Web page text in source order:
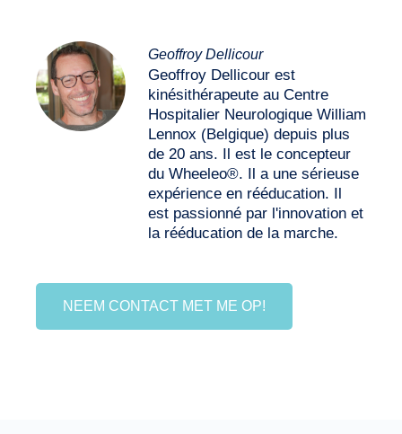
Geoffroy Dellicour
Geoffroy Dellicour est
kinésithérapeute au Centre
Hospitalier Neurologique William
Lennox (Belgique) depuis plus
de 20 ans. Il est le concepteur
du Wheeleo®. Il a une sérieuse
expérience en rééducation. Il
est passionné par l'innovation et
la rééducation de la marche.
NEEM CONTACT MET ME OP!